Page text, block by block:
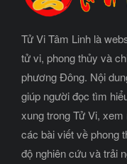
Tử Vi Tâm Linh là
tử vi, phong thủy và
phương Đông. Nội
giúp người đọc tìm
xung trong Tử Vi,
các bài viết về phong
độ nghiên cứu và trải